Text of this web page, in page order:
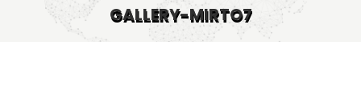
GALLERY-MIRTO7